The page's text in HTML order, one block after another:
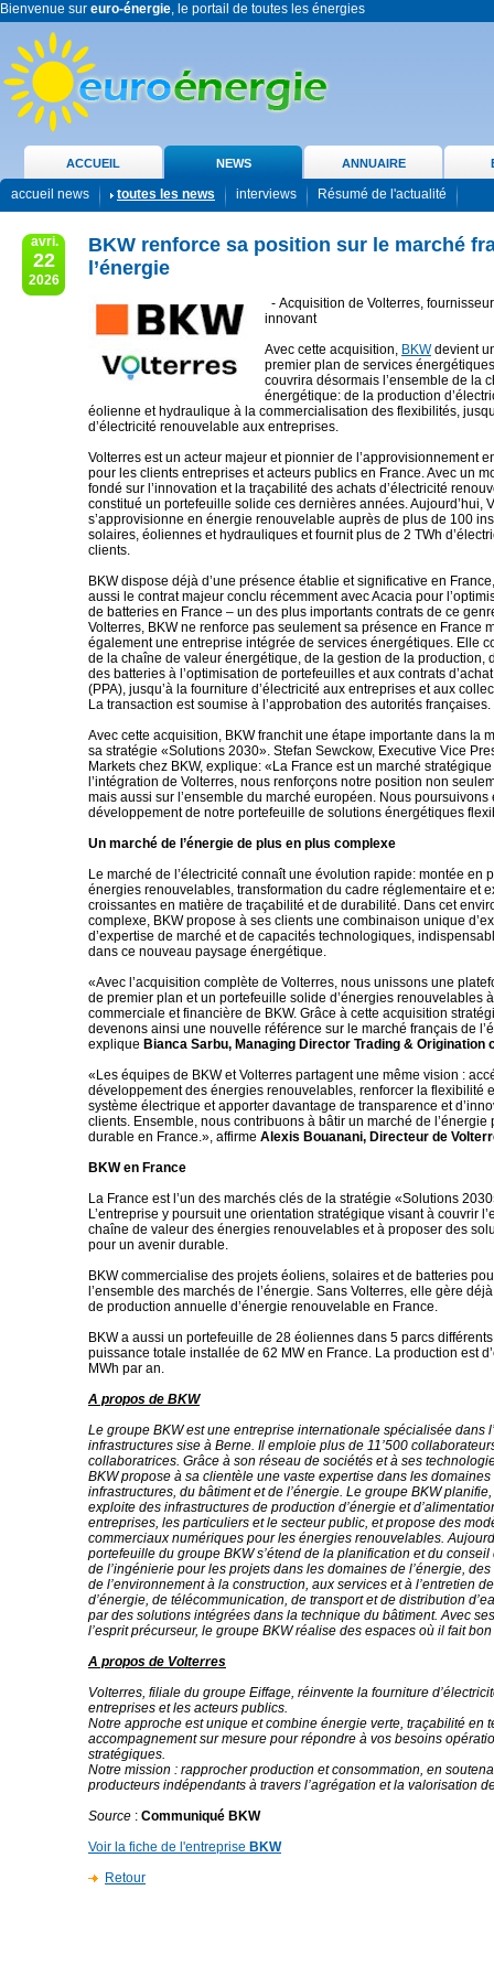
Bienvenue sur euro-énergie, le portail de toutes les énergies
ACCUEIL NEWS ANNUAIRE
accueil news toutes les news interviews Résumé de l'actualité
avri.
22
2026
BKW renforce sa position sur le marché
l’énergie
- Acquisition de Volterres,
innovant
Avec cette acquisition, BKWdevient
premier plan de services
couvrira désormais l’ensemble de la
énergétique: de la production
éolienne et hydraulique à la commercialisation des flexibilités,
d’électricité renouvelable aux entreprises.
Volterres est un acteur majeur et pionnier de l’approvisionnement
pour les clients entreprises et acteurs publics en France. Avec un
fondé sur l’innovation et la traçabilité des achats d’électricité
constitué un portefeuille solide ces dernières années. Aujourd’hui,
s’approvisionne en énergie renouvelable auprès de plus de 100
solaires, éoliennes et hydrauliques et fournit plus de 2 TWh
clients.
BKW dispose déjà d’une présence établie et significative en
aussi le contrat majeur conclu récemment avec Acacia pour
de batteries en France – un des plus importants contrats de ce
Volterres, BKW ne renforce pas seulement sa présence en France
également une entreprise intégrée de services énergétiques. Elle
de la chaîne de valeur énergétique, de la gestion de la production,
des batteries à l’optimisation de portefeuilles et aux contrats
(PPA), jusqu’à la fourniture d’électricité aux entreprises et aux
La transaction est soumise à l’approbation des autorités françaises.
Avec cette acquisition, BKW franchit une étape importante dans la
sa stratégie «Solutions 2030». Stefan Sewckow, Executive Vice
Markets chez BKW, explique: «La France est un marché
l’intégration de Volterres, nous renforçons notre position non
mais aussi sur l’ensemble du marché européen. Nous poursuivons
développement de notre portefeuille de solutions énergétiques
Un marché de l’énergie de plus en plus complexe
Le marché de l’électricité connaît une évolution rapide: montée en
énergies renouvelables, transformation du cadre réglementaire et
croissantes en matière de traçabilité et de durabilité. Dans cet
complexe, BKW propose à ses clients une combinaison unique
d’expertise de marché et de capacités technologiques,
dans ce nouveau paysage énergétique.
«Avec l’acquisition complète de Volterres, nous unissons une
de premier plan et un portefeuille solide d’énergies renouvelables
commerciale et financière de BKW. Grâce à cette acquisition
devenons ainsi une nouvelle référence sur le marché français de
explique Bianca Sarbu, Managing Director Trading & Origination
«Les équipes de BKW et Volterres partagent une même vision :
développement des énergies renouvelables, renforcer la flexibilité
système électrique et apporter davantage de transparence et
clients. Ensemble, nous contribuons à bâtir un marché de l’énergie
durable en France.», affirme Alexis Bouanani, Directeur de
BKW en France
La France est l’un des marchés clés de la stratégie «Solutions
L’entreprise y poursuit une orientation stratégique visant à couvrir
chaîne de valeur des énergies renouvelables et à proposer des
pour un avenir durable.
BKW commercialise des projets éoliens, solaires et de batteries
l’ensemble des marchés de l’énergie. Sans Volterres, elle gère
de production annuelle d’énergie renouvelable en France.
BKW a aussi un portefeuille de 28 éoliennes dans 5 parcs
puissance totale installée de 62 MW en France. La production est
MWh par an.
A propos de BKW
Le groupe BKW est une entreprise internationale spécialisée dans
infrastructures sise à Berne. Il emploie plus de 11’500
collaboratrices. Grâce à son réseau de sociétés et à ses
BKW propose à sa clientèle une vaste expertise dans les domaines
infrastructures, du bâtiment et de l’énergie. Le groupe BKW
exploite des infrastructures de production d’énergie et
entreprises, les particuliers et le secteur public, et propose des
commerciaux numériques pour les énergies renouvelables.
portefeuille du groupe BKW s’étend de la planification et du
de l’ingénierie pour les projets dans les domaines de l’énergie,
de l’environnement à la construction, aux services et à l’entretien
d’énergie, de télécommunication, de transport et de distribution
par des solutions intégrées dans la technique du bâtiment. Avec
l’esprit précurseur, le groupe BKW réalise des espaces où il fait
A propos de Volterres
Volterres, filiale du groupe Eiffage, réinvente la fourniture
entreprises et les acteurs publics.
Notre approche est unique et combine énergie verte, traçabilité en
accompagnement sur mesure pour répondre à vos besoins
stratégiques.
Notre mission : rapprocher production et consommation, en
producteurs indépendants à travers l’agrégation et la valorisation
Source : Communiqué BKW
Voir la fiche de l'entreprise BKW
Retour